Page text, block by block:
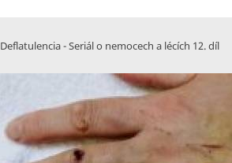
Deflatulencia - Seriál o nemocech a lécích 12. díl